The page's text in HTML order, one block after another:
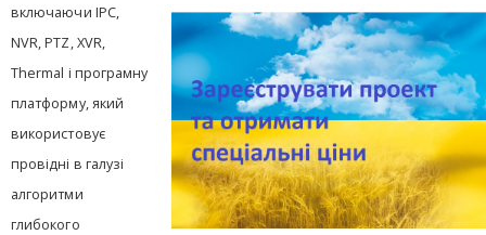
включаючи IPC,
NVR, PTZ, XVR,
Thermal і програмну
платформу, який
використовує
провідні в галузі
алгоритми
глибокого